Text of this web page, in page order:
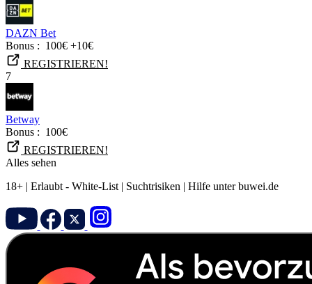
DAZN Bet
Bonus : 100€ +10€
REGISTRIEREN!
7
Betway
Bonus : 100€
REGISTRIEREN!
Alles sehen
18+ | Erlaubt - White-List | Suchtrisiken | Hilfe unter buwei.de